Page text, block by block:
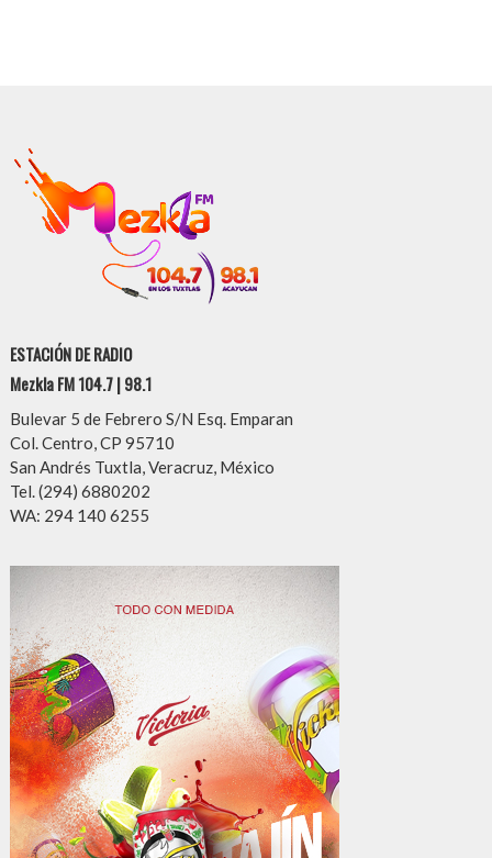
ESTACIÓN DE RADIO
Mezkla FM 104.7 | 98.1
Bulevar 5 de Febrero S/N Esq. Emparan
Col. Centro, CP 95710
San Andrés Tuxtla, Veracruz, México
Tel. (294) 6880202
WA: 294 140 6255